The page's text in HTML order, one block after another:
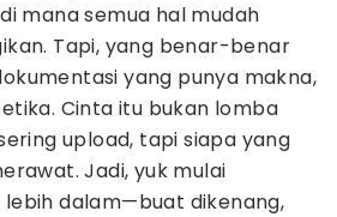
mana semua hal mudah
Tapi, yang benar-benar
yang punya makna,
Cinta itu bukan lomba
upload, tapi siapa yang
Jadi, yuk mulai
dalam—buat dikenang,